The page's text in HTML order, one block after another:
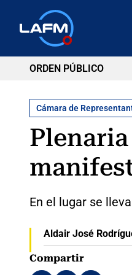
ORDEN PÚBLICO
Cámara de
En el lugar se
Aldair José
Compartir